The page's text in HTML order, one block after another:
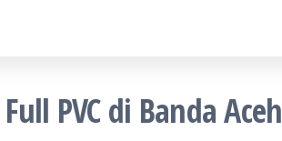
PVC di Banda Aceh